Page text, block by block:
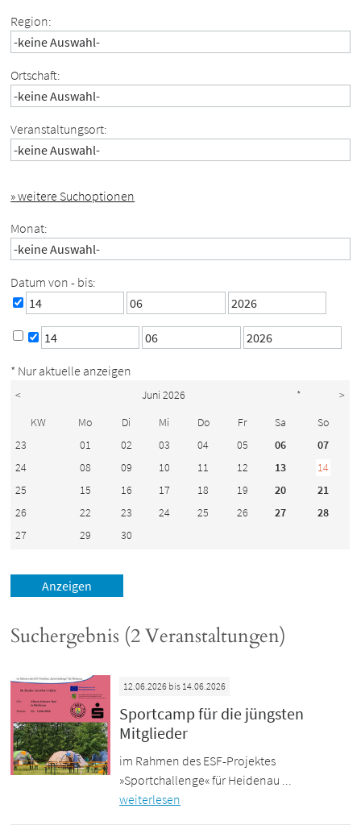
Region:
Ortschaft:
Veranstaltungsort:
» weitere Suchoptionen
Monat:
Datum von - bis:
* Nur aktuelle anzeigen
< Juni 2026 *
>
KW
Mo Di Mi Do Fr Sa
So
23
01 02 03 04 05 06
07
24
08 09 10 11 12 13
14
25
15 16 17 18 19 20
21
26
22 23 24 25 26 27
28
27
29 30
Suchergebnis (2 Veranstaltungen)
12.06.2026 bis 14.06.2026
Sportcamp für die jüngsten
Mitglieder
im Rahmen des ESF-Projektes
»Sportchallenge« für Heidenau ...
weiterlesen